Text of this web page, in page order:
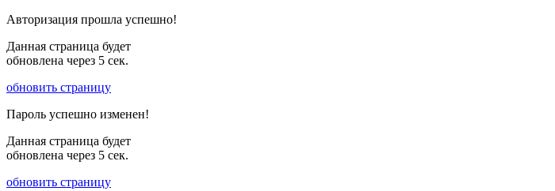
Авторизация прошла успешно!
Данная страница будет
обновлена через 5 сек.
обновить страницу
Пароль успешно изменен!
Данная страница будет
обновлена через 5 сек.
обновить страницу